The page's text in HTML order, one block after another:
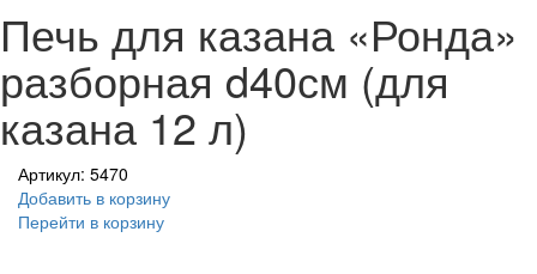
Печь для казана «Ронда»
разборная d40см (для
казана 12 л)
Артикул: 5470
Добавить в корзину
Перейти в корзину